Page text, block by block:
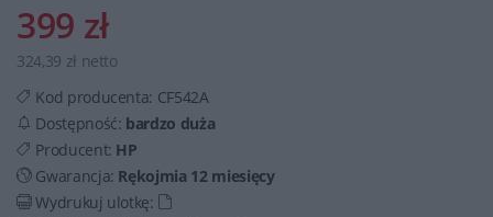
399 zł
324,39 zł netto
Kod producenta: CF542A
Dostępność: bardzo duża
Producent: HP
Gwarancja: Rękojmia 12 miesięcy
Wydrukuj ulotkę: